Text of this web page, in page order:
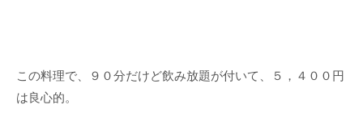
この料理で、９０分だけど飲み放題が付いて、５，４００円
は良心的。